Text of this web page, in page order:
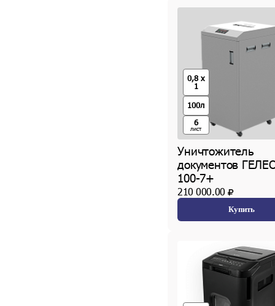
0,8 x
1
100л
6
лист
Уничтожитель
документов
100-7+
210 000.00
Купить